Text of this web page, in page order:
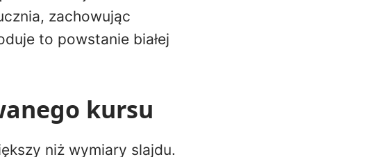
zachowując
to powstanie białej
kursu
niż wymiary slajdu.